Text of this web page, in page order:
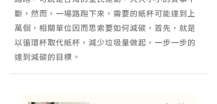
斷，然而，一場路跑下來，需要的紙杯可能達到上
萬個，相關單位因而思索要如何減碳，首先，就是
以循環杯取代紙杯，減少垃圾量做起，一步一步的
達到減碳的目標。